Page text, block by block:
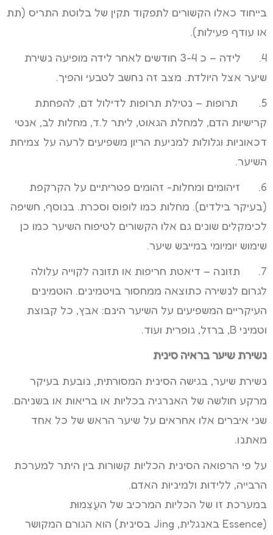
בייחוד כאלו הקשורים לתפקוד תקין של בלוטת התריס (תת
או עודף פעילות).
4. לידה – כ 3-4 חודשים לאחר לידה מופיעה נשירת
שיער אצל היולדת. מצב זה נחשב לטבעי והפיך.
5. תרופות – נטילת תרופות לדילול דם, להפחתת
קרישיות הדם, למחלת הגאוט, ליתר ל.ד, מחלות לב, אנטי
דכאוניות וגלולות למניעת הריון משפיעים לרעה על צמיחת
השיער.
6. זיהומים ומחלות- זהומים פטריתיים על הקרקפת
(בעיקר בילדים). מחלות כמו לופוס וסכרת. בנוסף, חשיפה
לכימקלים שונים גם אלו הקשורים לטיפוח השיער כמו כן
שימוש יומיומי במייבש שיער.
7. תזונה – דיאטת חריפות או תזונה לקוייה עלולה
לגרום לנשירה כתוצאה ממחסור בויטמינים. הוטמינים
העיקריים המשפיעים על השיער הינם: אבץ, כל קבוצת
וטמיני B, ברזל, גופרית ועוד.
נשירת שיער בראיה סינית
נשירת שיער, בגישה הסינית המסורתית, נובעת בעיקר
מרקע חולשה של האנרגיה בכליות או בריאות או בשניהם.
שני איברים אלו אחראים על שיער הראש של כל אחד
מאתנו.
על פי הרפואה הסינית הכליות קשורות בין היתר למערכת
הרבייה, ללידות ולמיניות האדם.
במערכת זו של הכליות המרכיב של העֲצְמוּת
(Essence באנגלית, Jing בסינית) הוא הגורם המקושר